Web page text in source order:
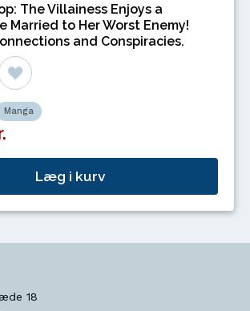
The Villainess Enjoys a
Married to Her Worst Enemy!
and Conspiracies.
Manga
Læg i kurv
18